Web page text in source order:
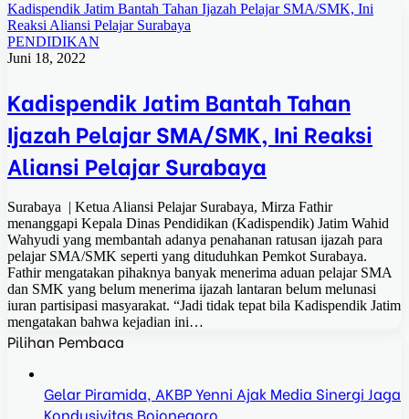
Kadispendik Jatim Bantah Tahan Ijazah Pelajar SMA/SMK, Ini
Reaksi Aliansi Pelajar Surabaya
PENDIDIKAN
Juni 18, 2022
Kadispendik Jatim Bantah Tahan
Ijazah Pelajar SMA/SMK, Ini Reaksi
Aliansi Pelajar Surabaya
Surabaya | Ketua Aliansi Pelajar Surabaya, Mirza Fathir
menanggapi Kepala Dinas Pendidikan (Kadispendik) Jatim Wahid
Wahyudi yang membantah adanya penahanan ratusan ijazah para
pelajar SMA/SMK seperti yang dituduhkan Pemkot Surabaya.
Fathir mengatakan pihaknya banyak menerima aduan pelajar SMA
dan SMK yang belum menerima ijazah lantaran belum melunasi
iuran partisipasi masyarakat. “Jadi tidak tepat bila Kadispendik Jatim
mengatakan bahwa kejadian ini…
Pilihan Pembaca
Gelar Piramida, AKBP Yenni Ajak Media Sinergi Jaga
Kondusivitas Bojonegoro